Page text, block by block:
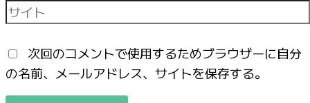
次回のコメントで使用するためブラウザーに自分
の名前、メールアドレス、サイトを保存する。